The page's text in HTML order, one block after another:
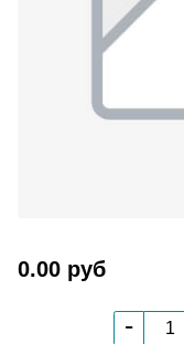
0.00 руб